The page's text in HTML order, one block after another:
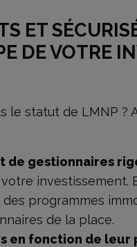
ET
DE VOTRE
le statut de LMNP ?
de gestionnaires
investissement.
programmes
de la place.
en fonction de